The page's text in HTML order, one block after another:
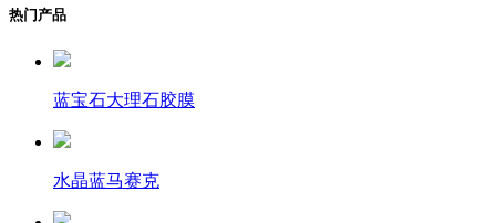
热门产品
蓝宝石大理石胶膜
水晶蓝马赛克